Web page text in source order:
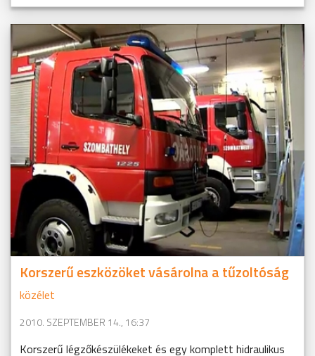
Korszerű eszközöket vásárolna a tűzoltóság
közélet
2010. SZEPTEMBER 14., 16:37
Korszerű légzőkészülékeket és egy komplett hidraulikus